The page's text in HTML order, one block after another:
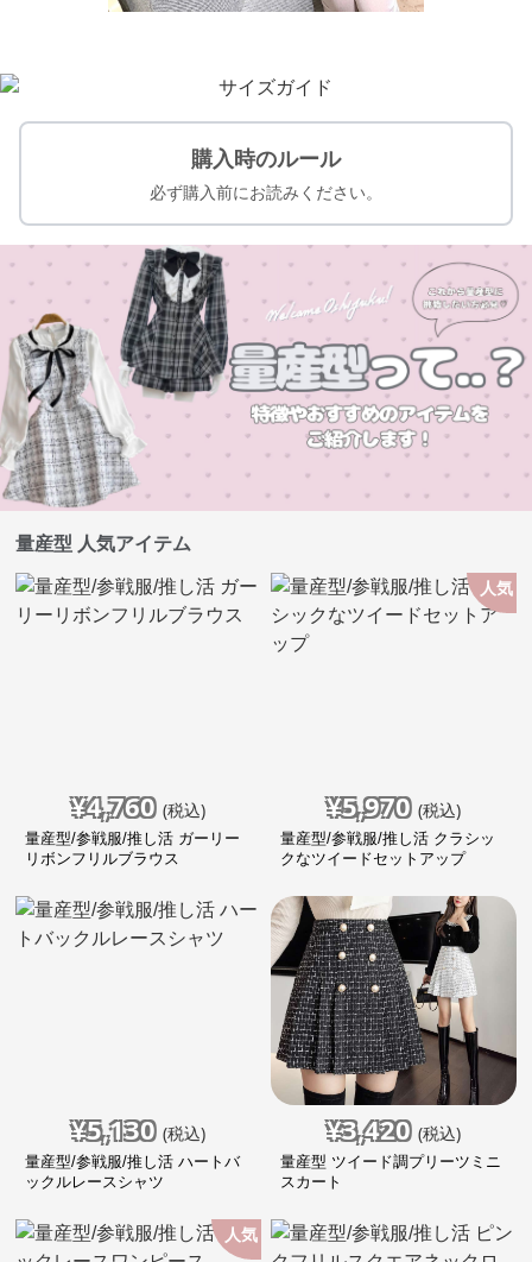
購入時のルール
必ず購入前にお読みください。
量産型 人気アイテム
¥4,760 (税込)
量産型/参戦服/推し活 ガーリー
リボンフリルブラウス
人気
¥5,970 (税込)
量産型/参戦服/推し活 クラシッ
クなツイードセットアップ
¥5,130 (税込)
量産型/参戦服/推し活 ハートバ
ックルレースシャツ
¥3,420 (税込)
量産型 ツイード調プリーツミニ
スカート
人気